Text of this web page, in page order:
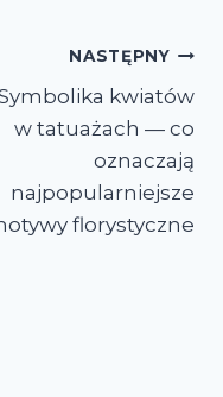
NASTĘPNY
kwiatów
w tatuażach — co
oznaczają
najpopularniejsze
florystyczne